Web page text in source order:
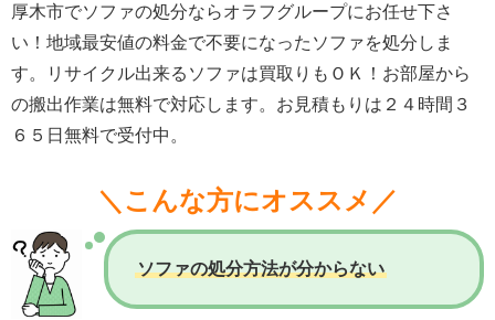
厚木市でソファの処分ならオラフグループにお任せ下さ
い！地域最安値の料金で不要になったソファを処分しま
す。リサイクル出来るソファは買取りもＯＫ！お部屋から
の搬出作業は無料で対応します。お見積もりは２４時間３
６５日無料で受付中。
＼こんな方にオススメ／
ソファの処分方法が分からない